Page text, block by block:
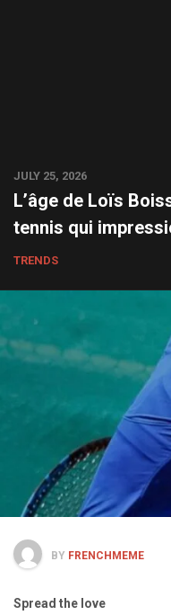
JULY 25, 2026
L’âge de Loïs
tennis qui
TRENDS
BY FRENCHMEME
Spread the love